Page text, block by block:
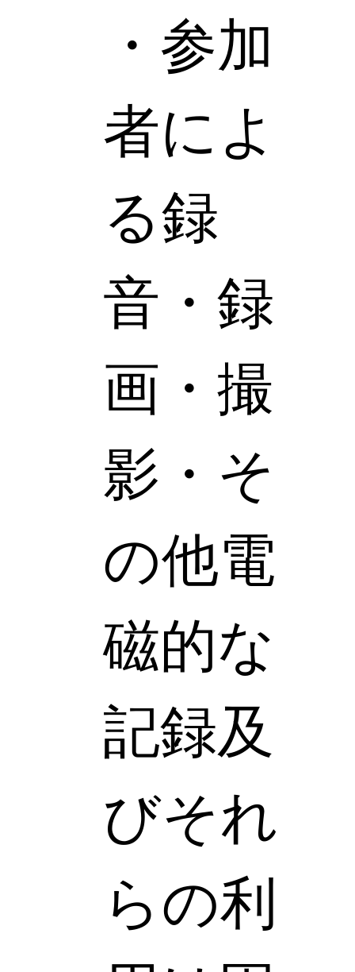
・参加
者によ
る録
音・録
画・撮
影・そ
の他電
磁的な
記録及
びそれ
らの利